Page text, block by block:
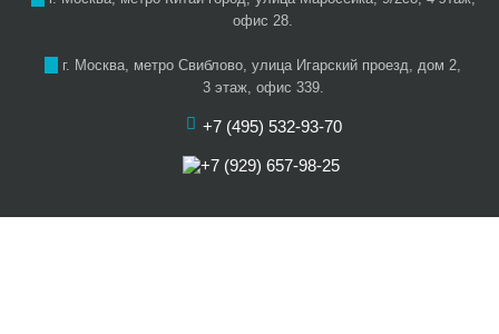
офис 28.
г. Москва, метро Свиблово, улица Игарский проезд, дом 2,
3 этаж, офис 339.
+7 (495) 532-93-70
+7 (929) 657-98-25